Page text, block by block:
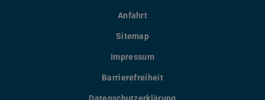
Anfahrt
Sitemap
Impressum
Barrierefreiheit